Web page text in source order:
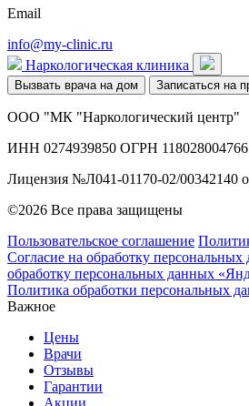
Email
info@my-clinic.ru
Наркологическая клиника
Вызвать врача на дом Записаться на
ООО "МК "Наркологический центр"
ИНН 0274939850 ОГРН
Лицензия №Л041-01170-02/00342140
©2026 Все права защищены
Пользовательское соглашение
Согласие на обработку
обработку персональных данных
Политика обработки персональных
Важное
Цены
Врачи
Отзывы
Гарантии